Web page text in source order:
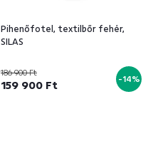
Pihenőfotel, textilbőr fehér,
SILAS
186 900 Ft
159 900 Ft -14%